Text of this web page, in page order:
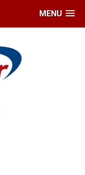
MENU